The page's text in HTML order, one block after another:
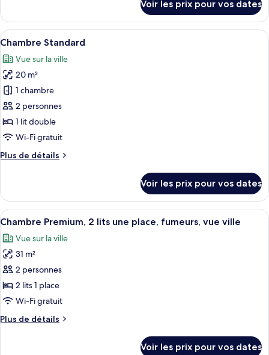
le
type
de
Chambre
Premium
Voir les prix pour vos dates
Afficher
toutes
les
photos
pour
ce
type
de
chambre :
Chambre
Une chambre d’hôtel comprenant
12
Chambre Standard
Vue sur la ville
20 m²
1 chambre
2 personnes
1 lit double
Wi-Fi gratuit
Plus de détails
Plus
le
type
de
Chambre
Standard
Voir les prix pour vos dates
Afficher
toutes
les
photos
pour
ce
type
chambre :
Coffres-forts dans les chambres,
12
Chambre Premium, 2 lits une place, fumeurs, vue ville
Vue sur la ville
31 m²
2 personnes
2 lits 1 place
Wi-Fi gratuit
Plus de détails
Plus
Voir les prix pour vos dates